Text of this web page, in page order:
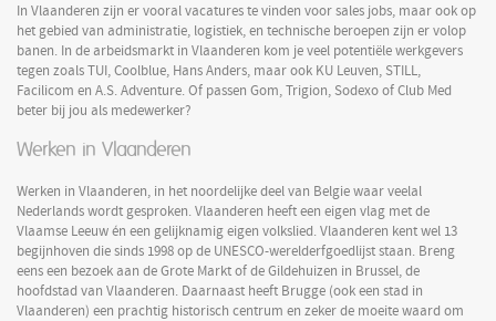
In Vlaanderen zijn er vooral vacatures te vinden voor sales jobs, maar ook op
het gebied van administratie, logistiek, en technische beroepen zijn er volop
banen. In de arbeidsmarkt in Vlaanderen kom je veel potentiële werkgevers
tegen zoals TUI, Coolblue, Hans Anders, maar ook KU Leuven, STILL,
Facilicom en A.S. Adventure. Of passen Gom, Trigion, Sodexo of Club Med
beter bij jou als medewerker?
Werken in Vlaanderen
Werken in Vlaanderen, in het noordelijke deel van Belgie waar veelal
Nederlands wordt gesproken. Vlaanderen heeft een eigen vlag met de
Vlaamse Leeuw én een gelijknamig eigen volkslied. Vlaanderen kent wel 13
begijnhoven die sinds 1998 op de UNESCO-werelderfgoedlijst staan. Breng
eens een bezoek aan de Grote Markt of de Gildehuizen in Brussel, de
hoofdstad van Vlaanderen. Daarnaast heeft Brugge (ook een stad in
Vlaanderen) een prachtig historisch centrum en zeker de moeite waard om